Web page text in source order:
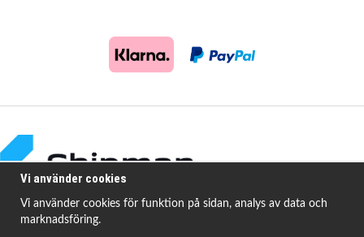
Vi använder cookies
Vi använder cookies för funktion på sidan, analys av data och
marknadsföring.